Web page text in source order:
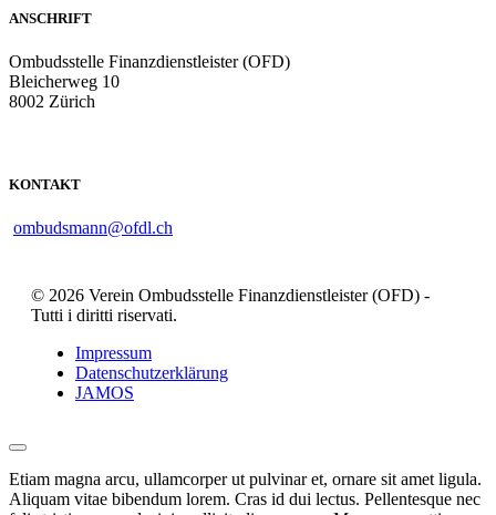
ANSCHRIFT
Ombudsstelle Finanzdienstleister (OFD)
Bleicherweg 10
8002 Zürich
KONTAKT
ombudsmann@ofdl.ch
© 2026 Verein Ombudsstelle Finanzdienstleister (OFD) -
Tutti i diritti riservati.
Impressum
Datenschutzerklärung
JAMOS
Etiam magna arcu, ullamcorper ut pulvinar et, ornare sit amet ligula.
Aliquam vitae bibendum lorem. Cras id dui lectus. Pellentesque nec